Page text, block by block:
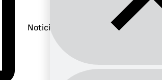
Noticias
Banda:AM